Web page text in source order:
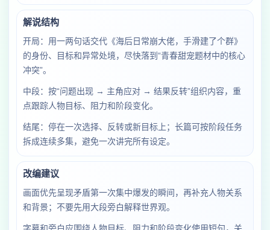
解说结构
开局：用一两句话交代《海后日常崩大佬，手滑建了个群》
的身份、目标和异常处境，尽快落到“青春甜宠题材中的核心
冲突”。
中段：按“问题出现 → 主角应对 → 结果反转”组织内容，重
点跟踪人物目标、阻力和阶段变化。
结尾：停在一次选择、反转或新目标上；长篇可按阶段任务
拆成连续多集，避免一次讲完所有设定。
改编建议
画面优先呈现矛盾第一次集中爆发的瞬间，再补充人物关系
和背景；不要先用大段旁白解释世界观。